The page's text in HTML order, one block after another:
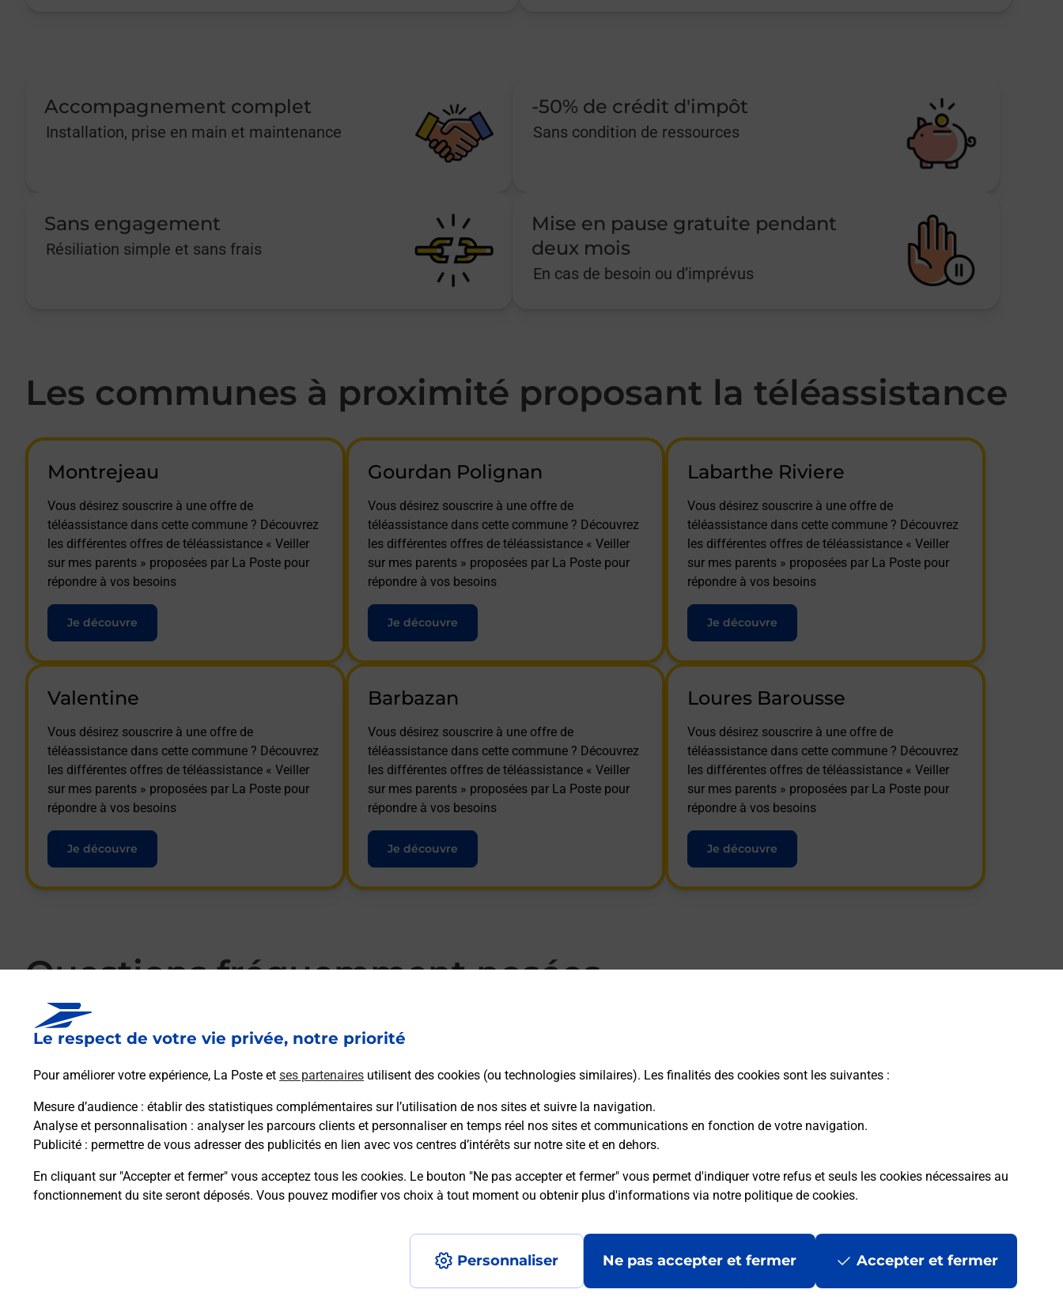
Le respect de votre vie privée, notre priorité
Pour améliorer votre expérience, La Poste et ses partenaires utilisent des cookies (ou technologies similaires). Les finalités des cookies sont les suivantes :
Mesure d’audience : établir des statistiques complémentaires sur l’utilisation de nos sites et suivre la navigation.
Analyse et personnalisation : analyser les parcours clients et personnaliser en temps réel nos sites et communications en fonction de votre navigation.
Publicité : permettre de vous adresser des publicités en lien avec vos centres d’intérêts sur notre site et en dehors.
En cliquant sur "Accepter et fermer" vous acceptez tous les cookies. Le bouton "Ne pas accepter et fermer" vous permet d'indiquer votre refus et seuls les cookies nécessaires au
fonctionnement du site seront déposés. Vous pouvez modifier vos choix à tout moment ou obtenir plus d'informations via notre politique de cookies.
Personnaliser Ne pas accepter et fermer Accepter et fermer
Accompagnement complet
Installation, prise en main et maintenance
-50% de crédit d'impôt
Sans condition de ressources
Sans engagement
Résiliation simple et sans frais
Mise en pause gratuite pendant
deux mois
En cas de besoin ou d’imprévus
Les communes à proximité proposant la téléassistance
Montrejeau
Vous désirez souscrire à une offre de
téléassistance dans cette commune ? Découvrez
les différentes offres de téléassistance « Veiller
sur mes parents » proposées par La Poste pour
répondre à vos besoins
Je découvre
Gourdan Polignan
Vous désirez souscrire à une offre de
téléassistance dans cette commune ? Découvrez
les différentes offres de téléassistance « Veiller
sur mes parents » proposées par La Poste pour
répondre à vos besoins
Je découvre
Labarthe Riviere
Vous désirez souscrire à une offre de
téléassistance dans cette commune ? Découvrez
les différentes offres de téléassistance « Veiller
sur mes parents » proposées par La Poste pour
répondre à vos besoins
Je découvre
Valentine
Vous désirez souscrire à une offre de
téléassistance dans cette commune ? Découvrez
les différentes offres de téléassistance « Veiller
sur mes parents » proposées par La Poste pour
répondre à vos besoins
Je découvre
Barbazan
Vous désirez souscrire à une offre de
téléassistance dans cette commune ? Découvrez
les différentes offres de téléassistance « Veiller
sur mes parents » proposées par La Poste pour
répondre à vos besoins
Je découvre
Loures Barousse
Vous désirez souscrire à une offre de
téléassistance dans cette commune ? Découvrez
les différentes offres de téléassistance « Veiller
sur mes parents » proposées par La Poste pour
répondre à vos besoins
Je découvre
Questions fréquemment posées
La téléassistance classique avec médaillon d’alarme qu’est ce que c’est ?
Comment fonctionne la téléassistance classique ?
Comment est installée la téléassistance classique ?
Accessibilité : partiellement conforme Mentions légales Données personnelles et cookies